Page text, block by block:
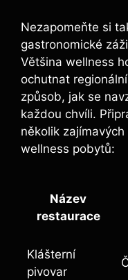
Nezapomeňte si
gastronomické
Většina wellness
ochutnat
způsob, jak se
každou chvíli.
několik
wellness pobytů:
Název
restaurace
Klášterní
pivovar